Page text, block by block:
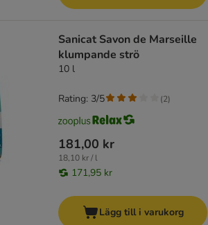
Sanicat Savon de Marseille
klumpande strö
10 l
181,00 kr
18,10 kr / l
171,95 kr
Rating: 3/5 (2)
Lägg till i varukorg